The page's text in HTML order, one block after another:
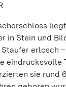
in Stein und
sie